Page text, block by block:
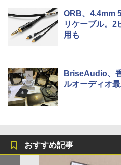
ORB、4.4mm
リケーブル。2
用も
BriseAudio、
ルオーディオ
おすすめ記事